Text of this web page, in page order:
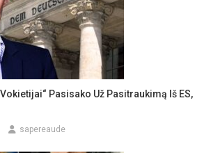
Pasisako Už Pasitraukimą Iš ES,
sapereaude